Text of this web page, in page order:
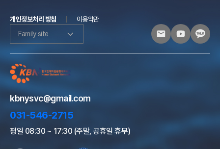
개인정보처리 방침
이용약관
Family site
kbnysvc@gmail.com
031-546-2715
평일 08:30 ~ 17:30 (주말, 공휴일 휴무)